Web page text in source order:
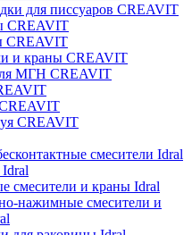
для писсуаров CREAVIT
CREAVIT
CREAVIT
и краны CREAVIT
МГН CREAVIT
CREAVIT
смесители Idral
смесители и краны Idral
нажимные смесители и